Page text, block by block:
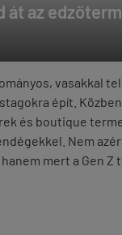
át az
vasakkal
épít.
és boutique
Nem
mert a Gen